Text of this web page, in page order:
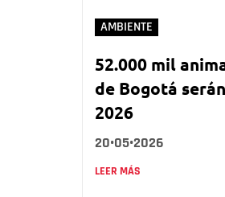
AMBIENTE
52.000 mil
de Bogotá
2026
20•05•2026
LEER MÁS